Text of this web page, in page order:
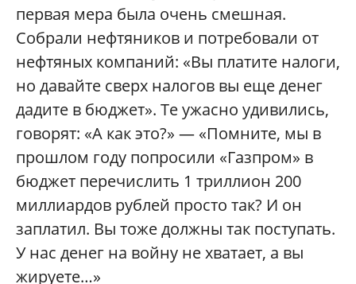
первая мера была очень смешная.
Собрали нефтяников и потребовали от
нефтяных компаний: «Вы платите налоги,
но давайте сверх налогов вы еще денег
дадите в бюджет». Те ужасно удивились,
говорят: «А как это?» — «Помните, мы в
прошлом году попросили «Газпром» в
бюджет перечислить 1 триллион 200
миллиардов рублей просто так? И он
заплатил. Вы тоже должны так поступать.
У нас денег на войну не хватает, а вы
жируете…»